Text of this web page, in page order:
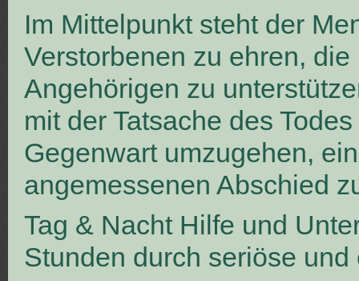
Im Mittelpunkt steht der
Verstorbenen zu ehren, die
Angehörigen zu
mit der Tatsache des
Gegenwart umzugehen,
angemessenen Abschied
Tag & Nacht Hilfe und
Stunden durch seriöse